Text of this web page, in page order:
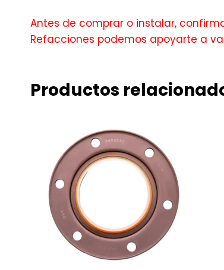
Antes de comprar o instalar,
Refacciones podemos apoyarte a
Productos